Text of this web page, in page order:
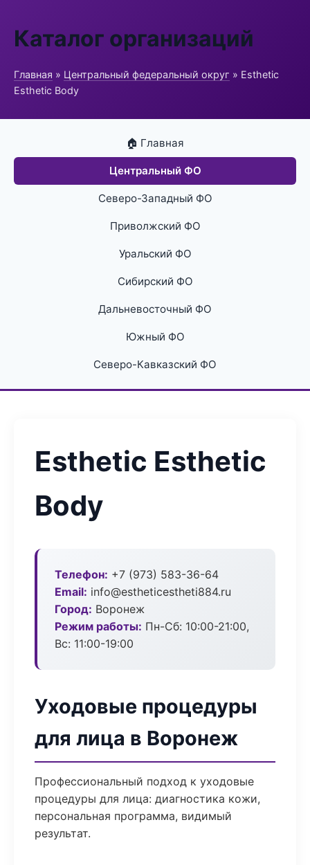
Каталог организаций
Главная » Центральный федеральный округ » Esthetic
Esthetic Body
🏠 Главная
Центральный ФО
Северо-Западный ФО
Приволжский ФО
Уральский ФО
Сибирский ФО
Дальневосточный ФО
Южный ФО
Северо-Кавказский ФО
Esthetic Esthetic
Body
Телефон: +7 (973) 583-36-64
Email: info@estheticestheti884.ru
Город: Воронеж
Режим работы: Пн-Сб: 10:00-21:00,
Вс: 11:00-19:00
Уходовые процедуры
для лица в Воронеж
Профессиональный подход к уходовые
процедуры для лица: диагностика кожи,
персональная программа, видимый
результат.